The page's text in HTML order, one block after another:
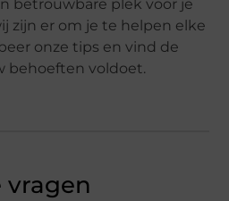
betrouwbare plek voor je
zijn er om je te helpen elke
onze tips en vind de
behoeften voldoet.
vragen